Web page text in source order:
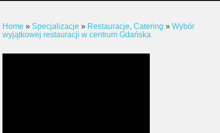
Home » Specjalizacje » Restauracje, Catering » Wybór
wyjątkowej restauracji w centrum Gdańska